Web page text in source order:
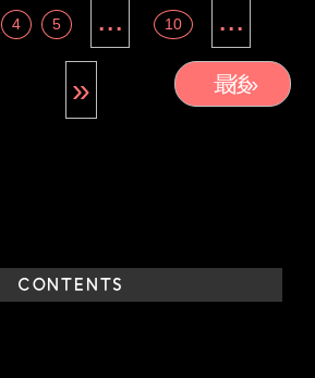
4 5 ... 10
...
»
最後 »
CONTENTS